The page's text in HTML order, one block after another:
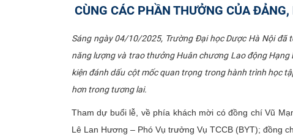
CÙNG CÁC PHẦN THƯỞNG CỦA
Sáng ngày 04/10/2025, Trường Đại học Dược Hà Nội đã
năng lượng và trao thưởng Huân chương Lao động
kiện đánh dấu cột mốc quan trọng trong hành trình học
hơn trong tương lai.
Tham dự buổi lễ, về phía khách mời có đồng chí Vũ
Lê Lan Hương – Phó Vụ trưởng Vụ TCCB (BYT); đồng